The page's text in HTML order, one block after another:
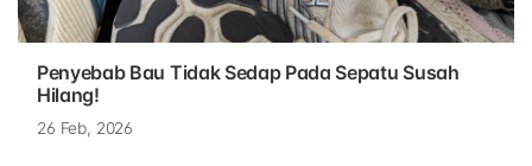
Penyebab Bau Tidak Sedap Pada Sepatu Susah
Hilang!
26 Feb, 2026